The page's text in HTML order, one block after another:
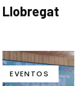
Llobregat
EVENTOS